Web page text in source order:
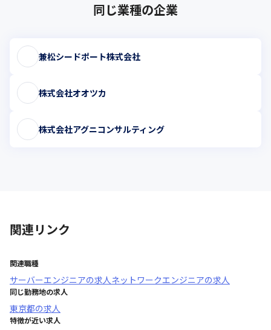
同じ業種の企業
兼松シードポート株式会社
株式会社オオツカ
株式会社アグニコンサルティング
関連リンク
関連職種
サーバーエンジニアの求人ネットワークエンジニアの求人
同じ勤務地の求人
東京都の求人
特徴が近い求人